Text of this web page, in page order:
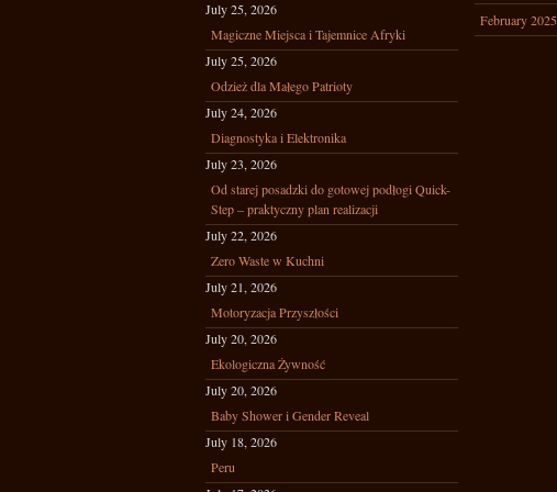
July 25, 2026
Magiczne Miejsca i Tajemnice Afryki
July 25, 2026
Odzież dla Małego Patrioty
July 24, 2026
Diagnostyka i Elektronika
July 23, 2026
Od starej posadzki do gotowej podłogi Quick-
Step – praktyczny plan realizacji
July 22, 2026
Zero Waste w Kuchni
July 21, 2026
Motoryzacja Przyszłości
July 20, 2026
Ekologiczna Żywność
July 20, 2026
Baby Shower i Gender Reveal
July 18, 2026
Peru
February 2025